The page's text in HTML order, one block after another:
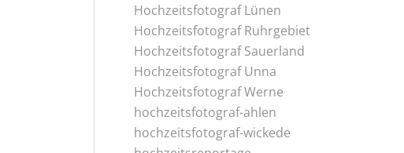
Hochzeitsfotograf Lünen
Hochzeitsfotograf Ruhrgebiet
Hochzeitsfotograf Sauerland
Hochzeitsfotograf Unna
Hochzeitsfotograf Werne
hochzeitsfotograf-ahlen
hochzeitsfotograf-wickede